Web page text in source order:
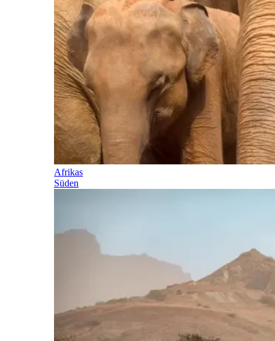
Afrikas
Süden